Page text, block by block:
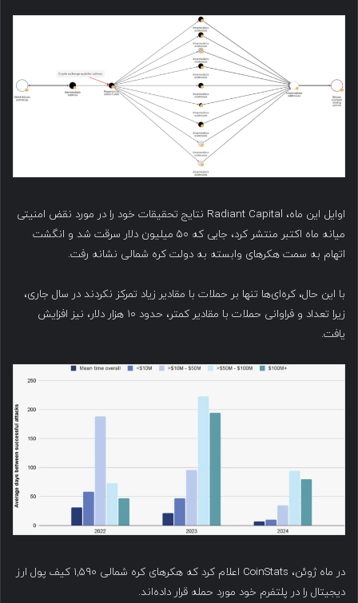
اوایل این ماه، Radiant Capital نتایج تحقیقات خود را در مورد نقض امنیتی
میانه ماه اکتبر منتشر کرد، جایی که ۵۰ میلیون دلار سرقت شد و انگشت
اتهام به سمت هکرهای وابسته به دولت کره شمالی نشانه رفت.
با این حال، کره‌ای‌ها تنها بر حملات با مقادیر زیاد تمرکز نکردند در سال جاری،
زیرا تعداد و فراوانی حملات با مقادیر کمتر، حدود ۱۰ هزار دلار، نیز افزایش
یافت.
در ماه ژوئن، CoinStats اعلام کرد که هکرهای کره شمالی ۱,۵۹۰ کیف پول ارز
دیجیتال را در پلتفرم خود مورد حمله قرار داده‌اند.